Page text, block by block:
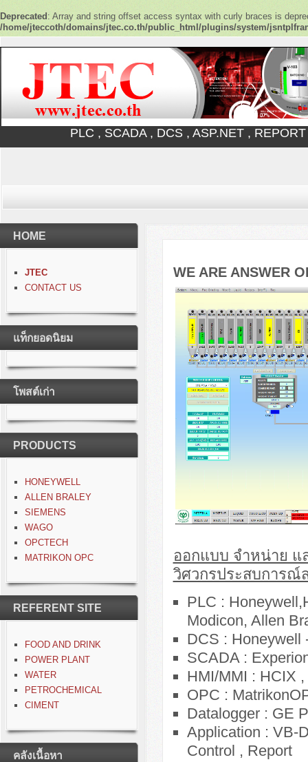
Deprecated : Array and string offset access syntax with curly braces is
/home/jteccoth/domains/jtec.co.th/public_html/plugins/system/
PLC , SCADA , DCS , ASP.NET ,
HOME
JTEC
CONTACT US
แท็กยอดนิยม
โพสต์เก่า
PRODUCTS
HONEYWELL
ALLEN BRALEY
SIEMENS
WAGO
OPCTECH
MATRIKON OPC
REFERENT SITE
FOOD AND DRINK
POWER PLANT
WATER
PETROCHEMICAL
CIMENT
คลังเนื้อหา
WE ARE ANSWER
ออกแบบ จำหน่าย แ
วิศวกรประสบการณ์
PLC :
Modicon, Allen
DCS : Honeywell
SCADA :
HMI/MMI : HCIX
OPC :
Datalogger : GE
Application : VB-
Control , Report